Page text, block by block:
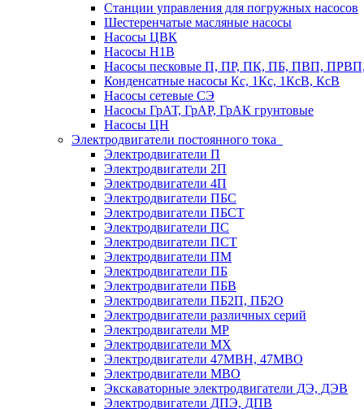
Станции управления для погружных насосов
Шестеренчатые масляные насосы
Насосы ЦВК
Насосы Н1В
Насосы песковые П, ПР, ПК, ПБ, ПВП,
Конденсатные насосы Кс, 1Кс, 1КсВ, КсВ
Насосы сетевые СЭ
Насосы ГрАТ, ГрАР, ГрАК грунтовые
Насосы ЦН
Электродвигатели постоянного тока
Электродвигатели П
Электродвигатели 2П
Электродвигатели 4П
Электродвигатели ПБС
Электродвигатели ПБСТ
Электродвигатели ПС
Электродвигатели ПСТ
Электродвигатели ПМ
Электродвигатели ПБ
Электродвигатели ПБВ
Электродвигатели ПБ2П, ПБ2О
Электродвигатели различных серий
Электродвигатели МР
Электродвигатели MX
Электродвигатели 47MBH, 47МВО
Электродвигатели MBO
Экскаваторные электродвигатели ДЭ, ДЭВ
Электродвигатели ДПЭ, ДПВ